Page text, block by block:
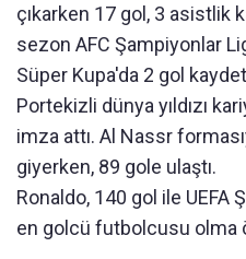
çıkarken 17 gol, 3 asistlik
sezon AFC Şampiyonlar
Süper Kupa'da 2 gol
Portekizli dünya yıldızı
imza attı. Al Nassr
giyerken, 89 gole ulaştı.
Ronaldo, 140 gol ile UEFA
en golcü futbolcusu olma